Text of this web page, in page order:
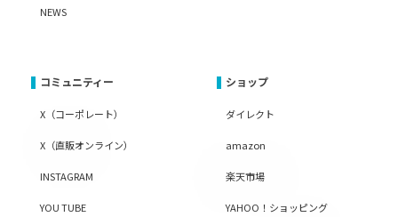
NEWS
コミュニティー
X（コーポレート）
X（直販オンライン）
INSTAGRAM
YOU TUBE
ショップ
ダイレクト
amazon
楽天市場
YAHOO！ショッピング